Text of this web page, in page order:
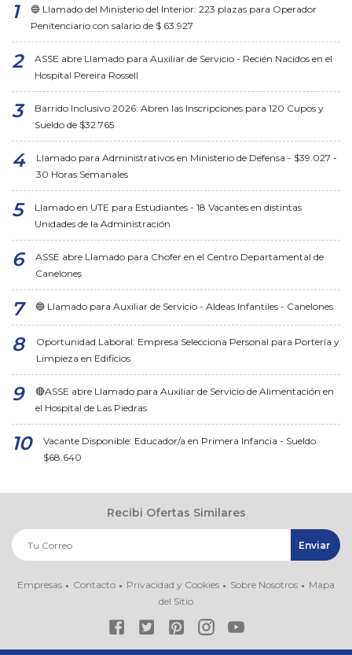
🔵 Llamado del Ministerio del Interior: 223 plazas para Operador
Penitenciario con salario de $ 63.927
ASSE abre Llamado para Auxiliar de Servicio - Recién Nacidos en el
Hospital Pereira Rossell
Barrido Inclusivo 2026: Abren las Inscripciones para 120 Cupos y
Sueldo de $32.765
Llamado para Administrativos en Ministerio de Defensa - $39.027 -
30 Horas Semanales
Llamado en UTE para Estudiantes - 18 Vacantes en distintas
Unidades de la Administración
ASSE abre Llamado para Chofer en el Centro Departamental de
Canelones
🔵 Llamado para Auxiliar de Servicio - Aldeas Infantiles - Canelones
Oportunidad Laboral: Empresa Selecciona Personal para Portería y
Limpieza en Edificios
🔴ASSE abre Llamado para Auxiliar de Servicio de Alimentación en
el Hospital de Las Piedras
Vacante Disponible: Educador/a en Primera Infancia - Sueldo:
$68.640
Recibi Ofertas Similares
Empresas Contacto Privacidad y Cookies Sobre Nosotros
Mapa
del Sitio